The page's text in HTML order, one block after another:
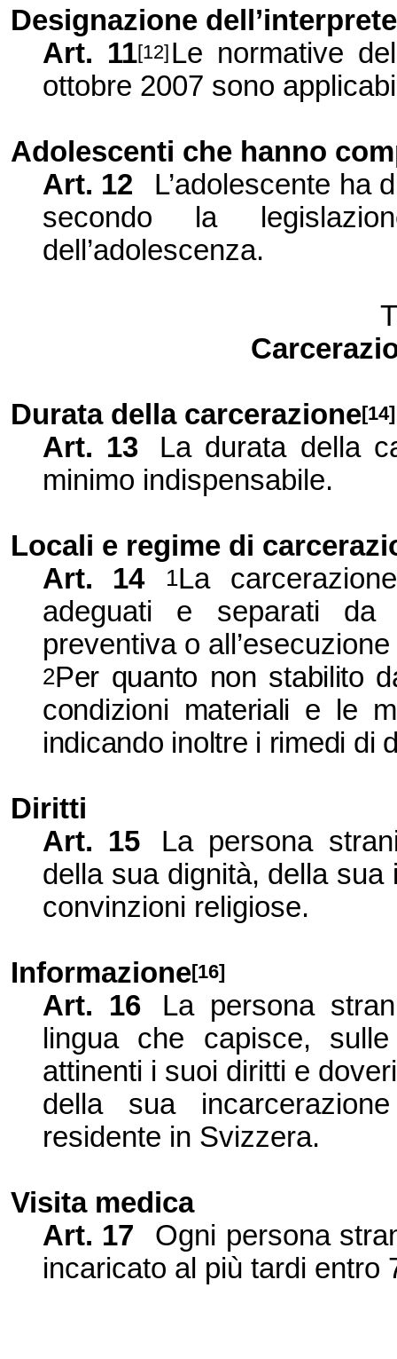
Designazione dell’interprete
Art. 11[12] Le normative
ottobre 2007 sono
Adolescenti che hanno
Art. 12
L’adolescente ha
secondo la
dell’adolescenza.
Durata della carcerazione[14]
Art. 13
La durata della
minimo indispensabile.
Locali e regime di
Art. 14
1La
adeguati e separati da
preventiva o
2Per quanto non stabilito
condizioni materiali e le
indicando inoltre i rimedi di
Diritti
Art. 15
La persona
della sua dignità, della
convinzioni religiose.
Informazione[16]
Art. 16
La persona
lingua che capisce,
attinenti i suoi diritti e
della sua
residente in Svizzera.
Visita medica
Art. 17
Ogni persona
incaricato al più tardi entro